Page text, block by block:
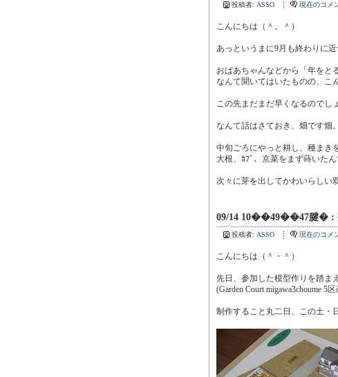
投稿者: ASSO 現在のコメ
こんにちは（＾。＾）
あっというまに9月も終わりに近
おばあちゃんなどから「年をと
なんて聞いてはいたものの、こ
この先まだまだ早くなるのでし
なんて話はさておき、畑です畑。
中旬ごろにやっと耕し、種まき
大根、ｶﾌﾞ、京菜をまず蒔いたん
次々に芽を出してかわいらしい
09/14 10��49��47腱� :
投稿者: ASSO 現在のコメ
こんにちは（＾・＾）
先日、参加した模型作りを踏ま
(Garden Court migawa3choume 5
制作すること丸二日、この土・